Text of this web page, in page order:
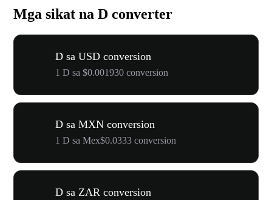
Mga sikat na D converter
D sa USD conversion
1 D sa $0.001930 conversion
D sa MXN conversion
1 D sa Mex$0.0333 conversion
D sa ZAR conversion